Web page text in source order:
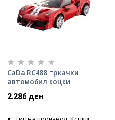
CaDa RC488 тркачки
автомобил коцки
2.286 ден